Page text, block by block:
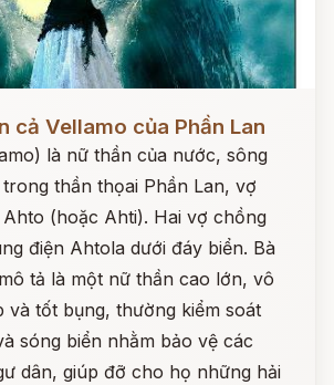
cả Vellamo của Phần Lan
là nữ thần của nước, sông
thần thọai Phần Lan, vợ
(hoặc Ahti). Hai vợ chồng
điện Ahtola dưới đáy biển. Bà
tả là một nữ thần cao lớn, vô
và tốt bụng, thường kiểm soát
sóng biển nhằm bảo vệ các
dân, giúp đỡ cho họ những hải